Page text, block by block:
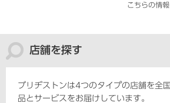
こちらの情
店舗を探す
ブリヂストンは4つのタイプの店舗を全国
品とサービスをお届けしています。